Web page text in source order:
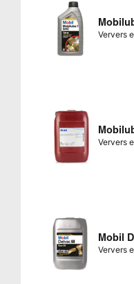
Ververs
Ververs
Mobil
Ververs